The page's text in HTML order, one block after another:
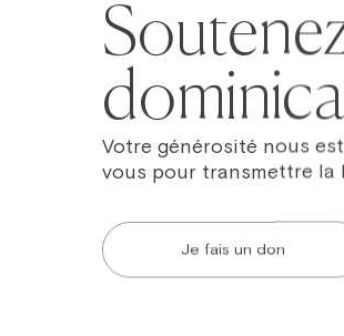
Votre générosité nous
vous pour transmettre la
Je fais un don